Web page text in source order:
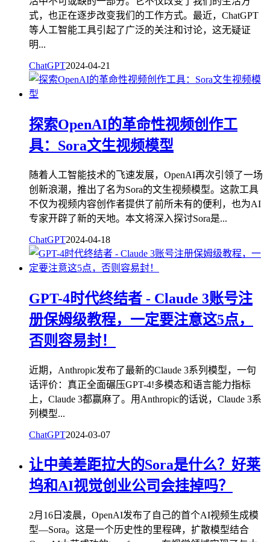
式，也正在逐步改变我们的工作方式。最近，ChatGPT
等人工智能工具引起了广泛的关注和讨论，这无疑证
明...
ChatGPT2024-04-21
探索OpenAI的革命性视频创作工
具：Sora文生视频模型
随着人工智能技术的飞速发展，OpenAI再次引领了一场
创新浪潮，推出了名为Sora的文生视频模型。这款工具
不仅为视频内容创作者提供了前所未有的便利，也为AI
专家开辟了新的天地。本文将深入探讨Sora是...
ChatGPT2024-04-18
GPT-4时代终结者 - Claude 3账号注
册保姆级教程，一定要注意这5点，
否则容易封！
近期，Anthropic发布了最新的Claude 3系列模型，一句
话评价：真正全面碾压GPT-4!多模态和语言能力指标
上，Claude 3都赢麻了。用Anthropic的话说，Claude 3系
列模型...
ChatGPT2024-03-07
让中美差距拉大的Sora是什么？好莱
坞和AI视觉创业公司会挂掉吗？
2月16日凌晨，OpenAI发布了自己的首个AI视频生成模
型—Sora。这是一个历史性的里程碑，扩散模型结合